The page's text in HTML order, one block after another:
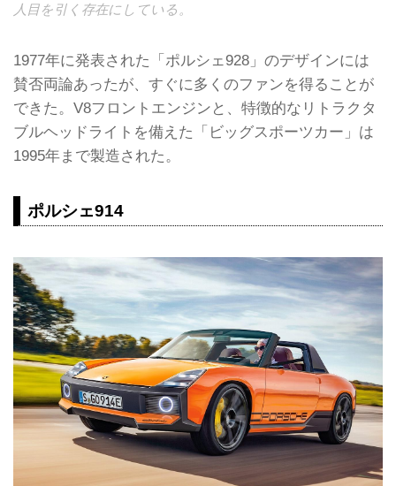
人目を引く存在にしている。
1977年に発表された「ポルシェ928」のデザインには
賛否両論あったが、すぐに多くのファンを得ることが
できた。V8フロントエンジンと、特徴的なリトラクタ
ブルヘッドライトを備えた「ビッグスポーツカー」は
1995年まで製造された。
ポルシェ914